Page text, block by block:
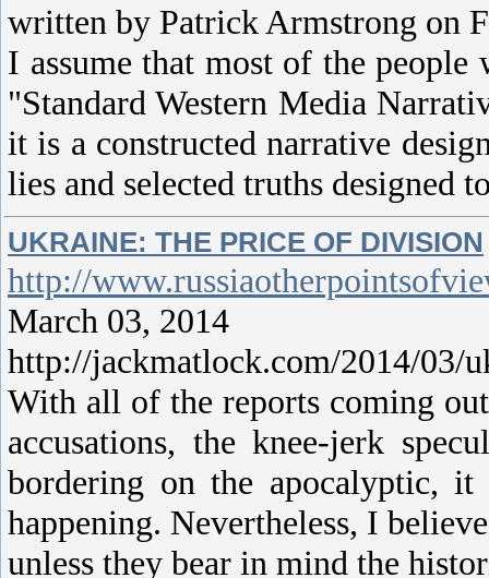
written by Patrick Armstrong on
I assume that most of the
"Standard Western Media
it is a constructed narrative
lies and selected truths designed
UKRAINE: THE PRICE OF DIVISION
http://
March 03, 2014
http://jackmatlock.com/2014/03/
With all of the reports coming
accusations, the knee-jerk
bordering on the apocalyptic,
happening. Nevertheless, I
unless they bear in mind the